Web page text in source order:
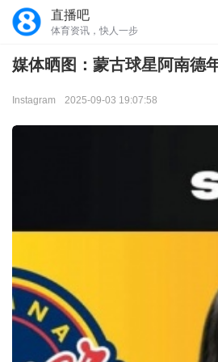
直播吧
体育资讯，快人一步
媒体晒图：蒙古球星阿南德
Instagram 2025-09-03 19:07:58